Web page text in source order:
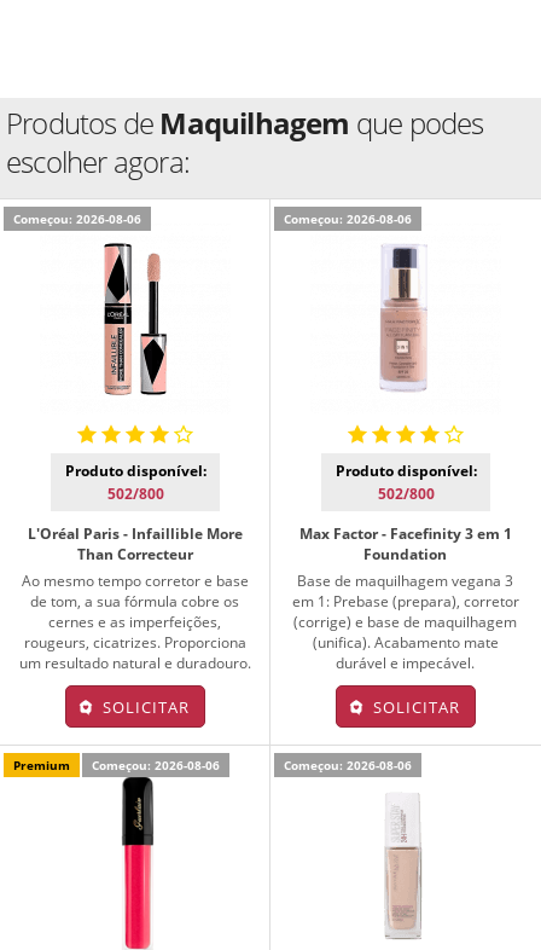
Produtos de Maquilhagem que podes
escolher agora:
Começou: 2026-08-06
Produto disponível:
502/800
L'Oréal Paris - Infaillible More
Than Correcteur
Ao mesmo tempo corretor e base
de tom, a sua fórmula cobre os
cernes e as imperfeições,
rougeurs, cicatrizes. Proporciona
um resultado natural e duradouro.
SOLICITAR
Começou: 2026-08-06
Produto disponível:
502/800
Max Factor - Facefinity 3 em 1
Foundation
Base de maquilhagem vegana 3
em 1: Prebase (prepara), corretor
(corrige) e base de maquilhagem
(unifica). Acabamento mate
durável e impecável.
SOLICITAR
Premium Começou: 2026-08-06 Começou: 2026-08-06